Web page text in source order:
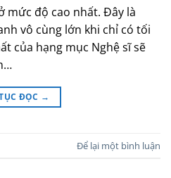
mức độ cao nhất. Đây là
vô cùng lớn khi chỉ có tối
của hạng mục Nghệ sĩ sẽ
ĐỌC →
Để lại một bình luận